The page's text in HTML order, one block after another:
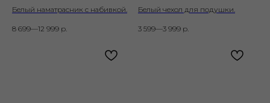
Белый наматрасник с набивкой.
8 699—12 999 р.
Белый чехол для подушки.
3 599—3 999 р.